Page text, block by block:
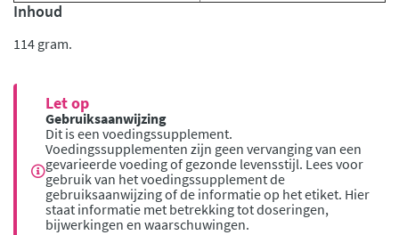
Inhoud
114 gram.
Let op
Gebruiksaanwijzing
Dit is een voedingssupplement.
Voedingssupplementen zijn geen vervanging van een
gevarieerde voeding of gezonde levensstijl. Lees voor
gebruik van het voedingssupplement de
gebruiksaanwijzing of de informatie op het etiket. Hier
staat informatie met betrekking tot doseringen,
bijwerkingen en waarschuwingen.